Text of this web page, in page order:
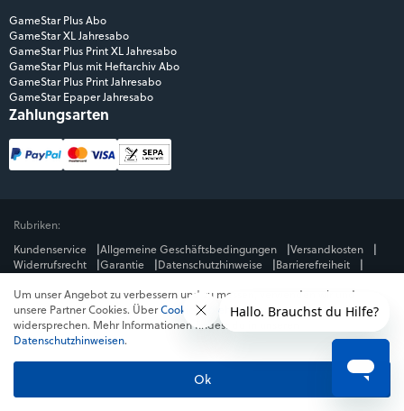
GameStar Plus Abo
GameStar XL Jahresabo
GameStar Plus Print XL Jahresabo
GameStar Plus mit Heftarchiv Abo
GameStar Plus Print Jahresabo
GameStar Epaper Jahresabo
Zahlungsarten
Rubriken:
Kundenservice
Allgemeine Geschäftsbedingungen
Versandkosten
Widerrufsrecht
Garantie Datenschutzhinweise
Barrierefreiheit
Mediengruppe:
GameStar
GamePro MeinMMO Get Hero
Jeuxvideo.com
© Webedia - alle Rechte vorbehalten
* Alle Preise enthalten die jeweilige Mehrwertsteuer. Gegebenenfalls fallen
an. Preise in Österreich und der Schweiz können abweichen.
Um unser Angebot zu verbessern und zu messen, verwenden wir und
unsere Partner Cookies. ÜberCookies ablehnenkannst du dem
widersprechen. Mehr Informationen findest du in unseren
Datenschutzhinweisen.
Ok